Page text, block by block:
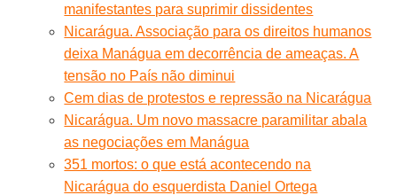
manifestantes para suprimir dissidentes
Nicarágua. Associação para os direitos humanos
deixa Manágua em decorrência de ameaças. A
tensão no País não diminui
Cem dias de protestos e repressão na Nicarágua
Nicarágua. Um novo massacre paramilitar abala
as negociações em Manágua
351 mortos: o que está acontecendo na
Nicarágua do esquerdista Daniel Ortega